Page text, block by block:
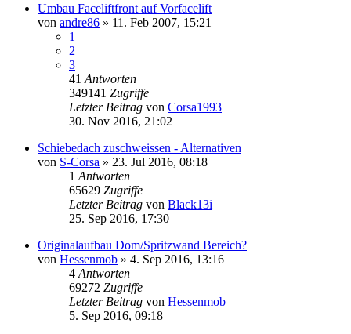
Umbau Faceliftfront auf Vorfacelift
von andre86 » 11. Feb 2007, 15:21
1
2
3
41 Antworten
349141 Zugriffe
Letzter Beitrag von Corsa1993
30. Nov 2016, 21:02
Schiebedach zuschweissen - Alternativen
von S-Corsa » 23. Jul 2016, 08:18
1 Antworten
65629 Zugriffe
Letzter Beitrag von Black13i
25. Sep 2016, 17:30
Originalaufbau Dom/Spritzwand Bereich?
von Hessenmob » 4. Sep 2016, 13:16
4 Antworten
69272 Zugriffe
Letzter Beitrag von Hessenmob
5. Sep 2016, 09:18